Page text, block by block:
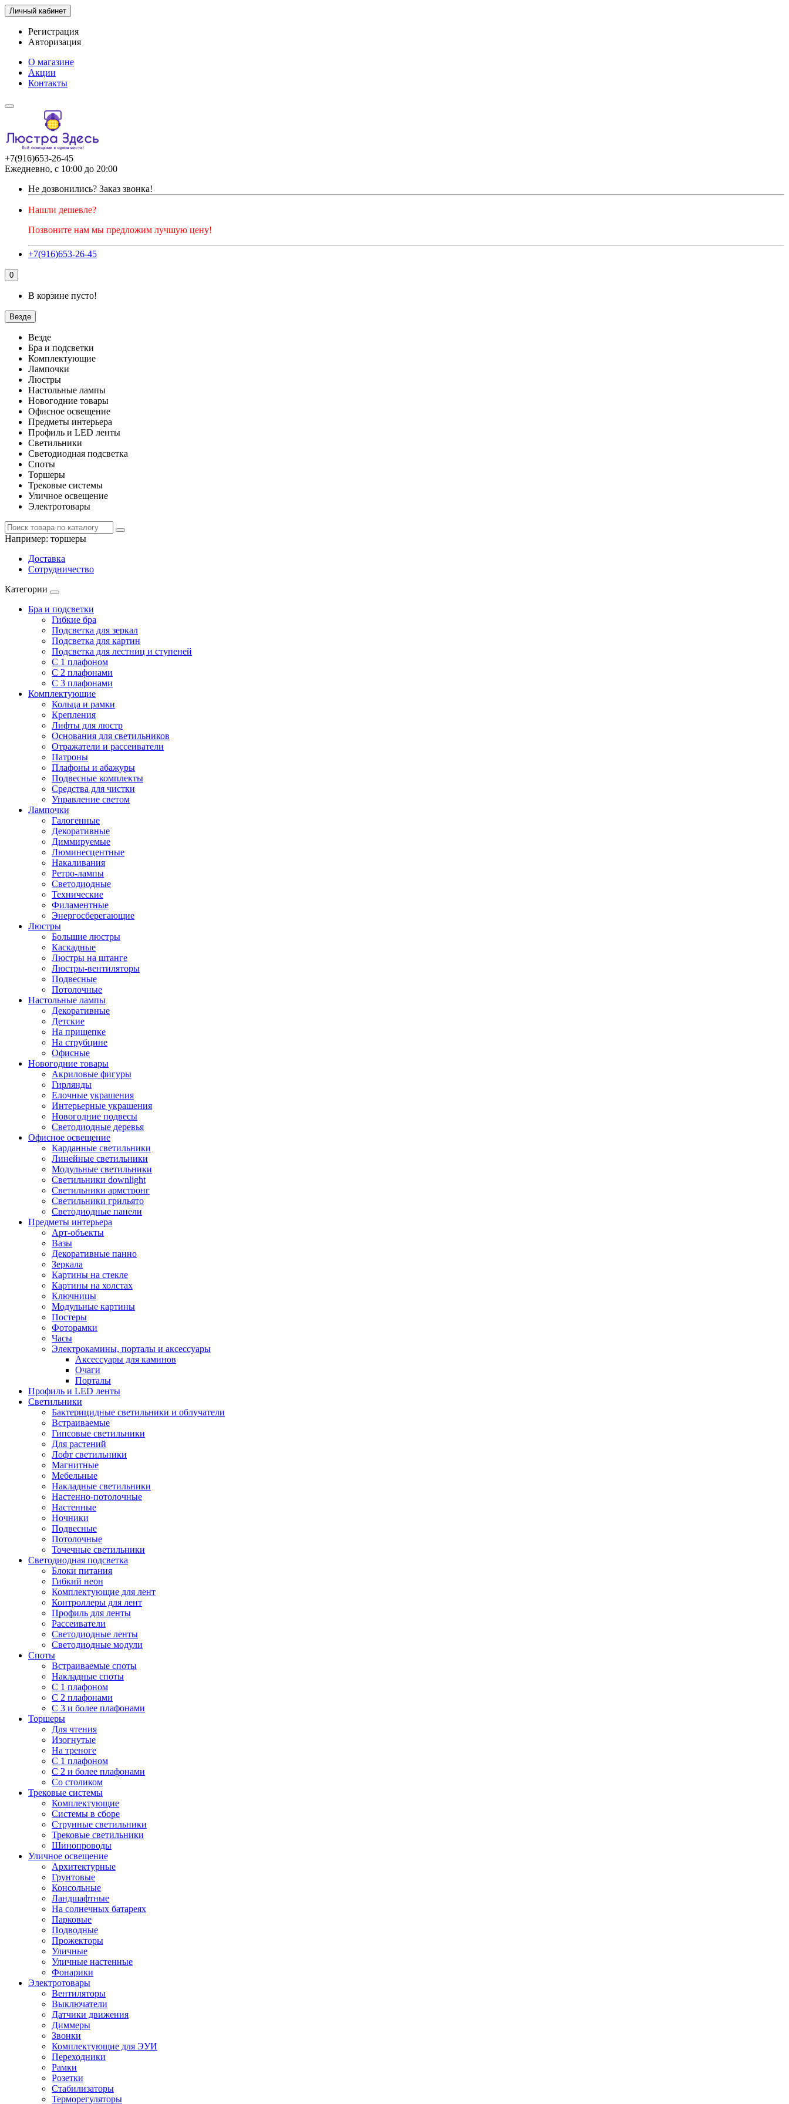
Личный кабинет
Регистрация
Авторизация
О магазине
Акции
Контакты
+7(916)653-26-45
Ежедневно, с 10:00 до 20:00
Не дозвонились? Заказ звонка!
Нашли дешевле?
Позвоните нам мы предложим лучшую цену!
+7(916)653-26-45
0
В корзине пусто!
Везде
Везде
Бра и подсветки
Комплектующие
Лампочки
Люстры
Настольные лампы
Новогодние товары
Офисное освещение
Предметы интерьера
Профиль и LED ленты
Светильники
Светодиодная подсветка
Споты
Торшеры
Трековые системы
Уличное освещение
Электротовары
Например: торшеры
Доставка
Сотрудничество
Категории
Бра и подсветки
Гибкие бра
Подсветка для зеркал
Подсветка для картин
Подсветка для лестниц и ступеней
С 1 плафоном
С 2 плафонами
С 3 плафонами
Комплектующие
Кольца и рамки
Крепления
Лифты для люстр
Основания для светильников
Отражатели и рассеиватели
Патроны
Плафоны и абажуры
Подвесные комплекты
Средства для чистки
Управление светом
Лампочки
Галогенные
Декоративные
Диммируемые
Люминесцентные
Накаливания
Ретро-лампы
Светодиодные
Технические
Филаментные
Энергосберегающие
Люстры
Большие люстры
Каскадные
Люстры на штанге
Люстры-вентиляторы
Подвесные
Потолочные
Настольные лампы
Декоративные
Детские
На прищепке
На струбцине
Офисные
Новогодние товары
Акриловые фигуры
Гирлянды
Елочные украшения
Интерьерные украшения
Новогодние подвесы
Светодиодные деревья
Офисное освещение
Карданные светильники
Линейные светильники
Модульные светильники
Светильники downlight
Светильники армстронг
Светильники грильято
Светодиодные панели
Предметы интерьера
Арт-объекты
Вазы
Декоративные панно
Зеркала
Картины на стекле
Картины на холстах
Ключницы
Модульные картины
Постеры
Фоторамки
Часы
Электрокамины, порталы и аксессуары
Аксессуары для каминов
Очаги
Порталы
Профиль и LED ленты
Светильники
Бактерицидные светильники и облучатели
Встраиваемые
Гипсовые светильники
Для растений
Лофт светильники
Магнитные
Мебельные
Накладные светильники
Настенно-потолочные
Настенные
Ночники
Подвесные
Потолочные
Точечные светильники
Светодиодная подсветка
Блоки питания
Гибкий неон
Комплектующие для лент
Контроллеры для лент
Профиль для ленты
Рассеиватели
Светодиодные ленты
Светодиодные модули
Споты
Встраиваемые споты
Накладные споты
С 1 плафоном
С 2 плафонами
С 3 и более плафонами
Торшеры
Для чтения
Изогнутые
На треноге
С 1 плафоном
С 2 и более плафонами
Со столиком
Трековые системы
Комплектующие
Системы в сборе
Струнные светильники
Трековые светильники
Шинопроводы
Уличное освещение
Архитектурные
Грунтовые
Консольные
Ландшафтные
На солнечных батареях
Парковые
Подводные
Прожекторы
Уличные
Уличные настенные
Фонарики
Электротовары
Вентиляторы
Выключатели
Датчики движения
Диммеры
Звонки
Комплектующие для ЭУИ
Переходники
Рамки
Розетки
Стабилизаторы
Терморегуляторы